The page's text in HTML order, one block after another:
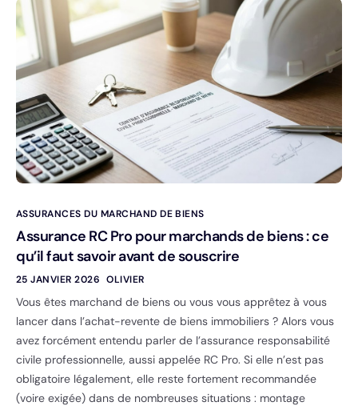
ASSURANCES DU MARCHAND DE BIENS
Assurance RC Pro pour marchands de biens : ce
qu’il faut savoir avant de souscrire
25 JANVIER 2026 OLIVIER
Vous êtes marchand de biens ou vous vous apprêtez à vous
lancer dans l’achat-revente de biens immobiliers ? Alors vous
avez forcément entendu parler de l’assurance responsabilité
civile professionnelle, aussi appelée RC Pro. Si elle n’est pas
obligatoire légalement, elle reste fortement recommandée
(voire exigée) dans de nombreuses situations : montage